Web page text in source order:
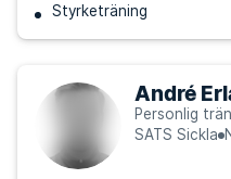
Styrketräning
André
Personlig
SATS Sickla